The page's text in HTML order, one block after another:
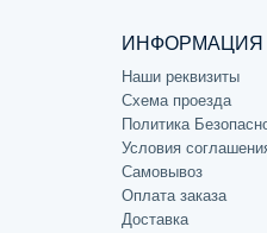
ИНФОРМАЦИЯ
Наши реквизиты
Схема проезда
Политика
Условия
Самовывоз
Оплата заказа
Доставка